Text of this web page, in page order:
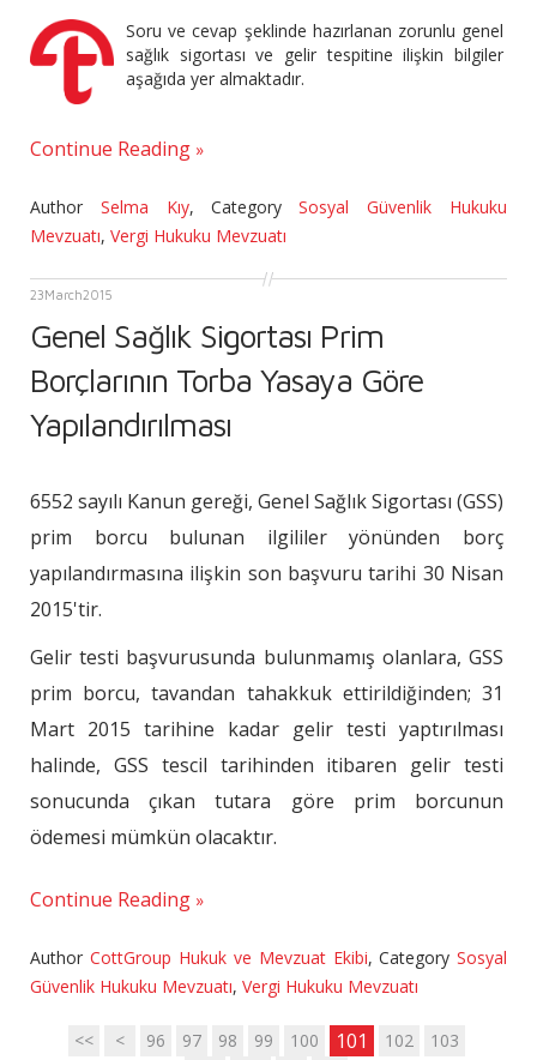
Soru ve cevap şeklinde hazırlanan zorunlu genel
sağlık sigortası ve gelir tespitine ilişkin bilgiler
aşağıda yer almaktadır.
Continue Reading
Author Selma Kıy, CategorySosyal Güvenlik Hukuku
Mevzuatı, Vergi Hukuku Mevzuatı
23March2015
Genel Sağlık Sigortası Prim
Borçlarının Torba Yasaya Göre
Yapılandırılması
6552 sayılı Kanun gereği, Genel Sağlık Sigortası (GSS)
prim borcu bulunan ilgililer yönünden borç
yapılandırmasına ilişkin son başvuru tarihi 30 Nisan
2015'tir.
Gelir testi başvurusunda bulunmamış olanlara, GSS
prim borcu, tavandan tahakkuk ettirildiğinden; 31
Mart 2015 tarihine kadar gelir testi yaptırılması
halinde, GSS tescil tarihinden itibaren gelir testi
sonucunda çıkan tutara göre prim borcunun
ödemesi mümkün olacaktır.
Continue Reading
Author CottGroup Hukuk ve Mevzuat Ekibi, Category Sosyal
Güvenlik Hukuku Mevzuatı, Vergi Hukuku Mevzuatı
<< < 96 97 98 99 100 101 102 103